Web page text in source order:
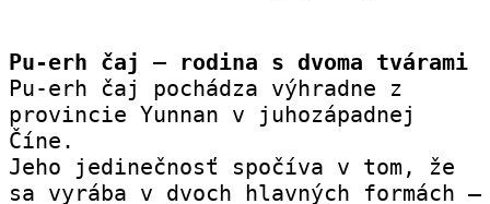
Pu-erh čaj – rodina s dvoma tvárami
Pu-erh čaj pochádza výhradne z
provincie Yunnan v juhozápadnej
Číne.
Jeho jedinečnosť spočíva v tom, že